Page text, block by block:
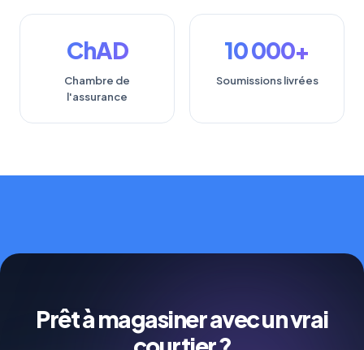
ChAD
Chambre de
l'assurance
10 000+
Soumissions livrées
Prêt à magasiner avec un vrai